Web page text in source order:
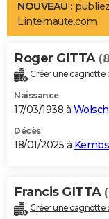
LIFESTYLE
Art de vivre
Bien-être
Loisirs
Mode
Modes de vie
Alimentation
Guide de la santé
Maladies
Médicaments
Sommeil
VOYAGE
Destinations
City break
Voyage nature
Voyage de noces
Forum
Climat
+PHOTO
GUIDES D'ACHAT
BONS PLANS
Carte de Noël
Carte Bonne année
Carte Saint-Valentin
Carte Pâques
Carte d'anniversaire
DICTIONNAIRE
NOUVEAU :
Linternaute.com
Roger GITTA
Créer une cagnotte
Naissance
17/03/1938 à
Décès
18/01/2025 à Kembs
Francis GITTA
Créer une cagnotte